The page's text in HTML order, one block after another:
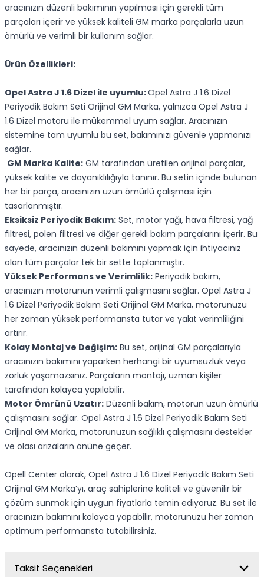
aracınızın düzenli bakımının yapılması için gerekli tüm
parçaları içerir ve yüksek kaliteli GM marka parçalarla uzun
ömürlü ve verimli bir kullanım sağlar.
Ürün Özellikleri:
Opel Astra J 1.6 Dizel ile uyumlu:Opel Astra J 1.6 Dizel
Periyodik Bakım Seti Orijinal GM Marka, yalnızca Opel Astra J
1.6 Dizel motoru ile mükemmel uyum sağlar. Aracınızın
sistemine tam uyumlu bu set, bakımınızı güvenle yapmanızı
sağlar.
GM Marka Kalite: GM tarafından üretilen orijinal parçalar,
yüksek kalite ve dayanıklılığıyla tanınır. Bu setin içinde bulunan
her bir parça, aracınızın uzun ömürlü çalışması için
tasarlanmıştır.
Eksiksiz Periyodik Bakım: Set, motor yağı, hava filtresi, yağ
filtresi, polen filtresi ve diğer gerekli bakım parçalarını içerir. Bu
sayede, aracınızın düzenli bakımını yapmak için ihtiyacınız
olan tüm parçalar tek bir sette toplanmıştır.
Yüksek Performans ve Verimlilik: Periyodik bakım,
aracınızın motorunun verimli çalışmasını sağlar. Opel Astra J
1.6 Dizel Periyodik Bakım Seti Orijinal GM Marka, motorunuzu
her zaman yüksek performansta tutar ve yakıt verimliliğini
artırır.
Kolay Montaj ve Değişim: Bu set, orijinal GM parçalarıyla
aracınızın bakımını yaparken herhangi bir uyumsuzluk veya
zorluk yaşamazsınız. Parçaların montajı, uzman kişiler
tarafından kolayca yapılabilir.
Motor Ömrünü Uzatır: Düzenli bakım, motorun uzun ömürlü
çalışmasını sağlar. Opel Astra J 1.6 Dizel Periyodik Bakım Seti
Orijinal GM Marka, motorunuzun sağlıklı çalışmasını destekler
ve olası arızaların önüne geçer.
Opell Center olarak, Opel Astra J 1.6 Dizel Periyodik Bakım Seti
Orijinal GM Marka’yı, araç sahiplerine kaliteli ve güvenilir bir
çözüm sunmak için uygun fiyatlarla temin ediyoruz. Bu set ile
aracınızın bakımını kolayca yapabilir, motorunuzu her zaman
optimum performansta tutabilirsiniz.
Taksit Seçenekleri